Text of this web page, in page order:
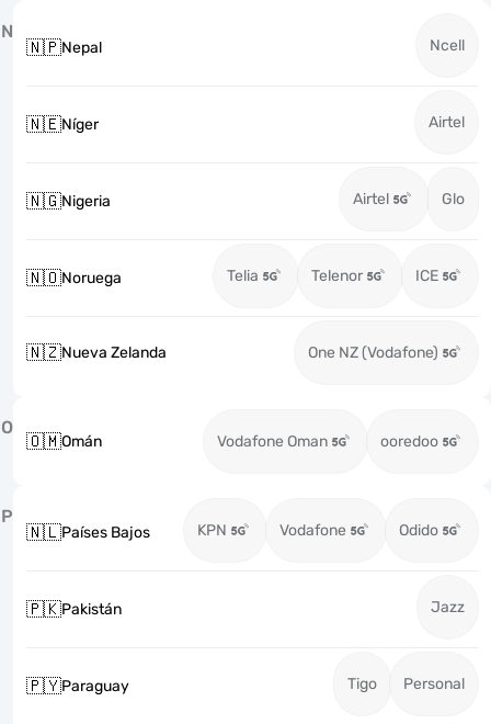
N
🇳🇵Nepal Ncell
🇳🇪Níger Airtel
🇳🇬Nigeria Airtel Glo
🇳🇴Noruega Telia Telenor ICE
🇳🇿Nueva Zelanda One NZ (Vodafone)
O
🇴🇲Omán Vodafone Oman ooredoo
P
🇳🇱Países Bajos KPN Vodafone Odido
🇵🇰Pakistán Jazz
🇵🇾Paraguay Tigo Personal